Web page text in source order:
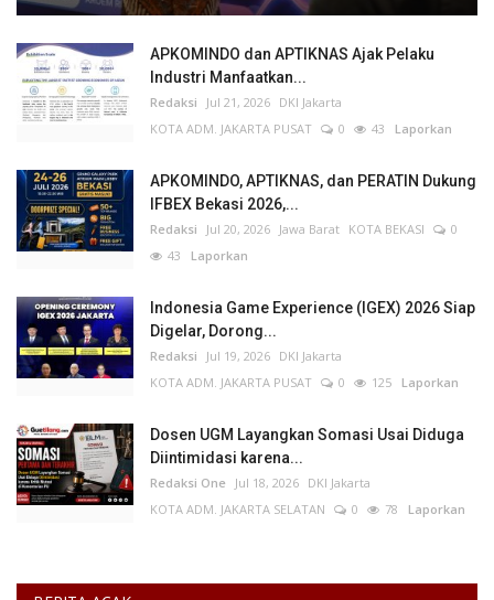
APKOMINDO dan APTIKNAS Ajak Pelaku
Industri Manfaatkan...
Redaksi Jul 21, 2026 DKI Jakarta
KOTA ADM. JAKARTA PUSAT
0 43 Laporkan
APKOMINDO, APTIKNAS, dan PERATIN Dukung
IFBEX Bekasi 2026,...
Redaksi Jul 20, 2026 Jawa Barat KOTA BEKASI
0
43 Laporkan
Indonesia Game Experience (IGEX) 2026 Siap
Digelar, Dorong...
Redaksi Jul 19, 2026 DKI Jakarta
KOTA ADM. JAKARTA PUSAT
0 125 Laporkan
Dosen UGM Layangkan Somasi Usai Diduga
Diintimidasi karena...
Redaksi One Jul 18, 2026 DKI Jakarta
KOTA ADM. JAKARTA SELATAN
0 78 Laporkan